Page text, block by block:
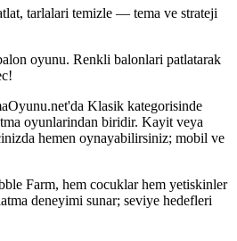
tarlalari temizle — tema ve strateji
oyunu. Renkli balonlari patlatarak
Klasik kategorisinde
oyunlarindan biridir. Kayit veya
hemen oynayabilirsiniz; mobil ve
Farm, hem cocuklar hem yetiskinler
deneyimi sunar; seviye hedefleri